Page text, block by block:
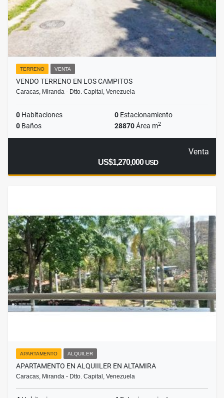
TERRENO VENTA
VENDO TERRENO EN LOS CAMPITOS
Caracas, Miranda - Dtto. Capital, Venezuela
0 Habitaciones 0 Estacionamiento
0 Baños 28870Área m2
Venta
US$1,270,000USD
APARTAMENTO ALQUILER
APARTAMENTO EN ALQUIILER EN ALTAMIRA
Caracas, Miranda - Dtto. Capital, Venezuela